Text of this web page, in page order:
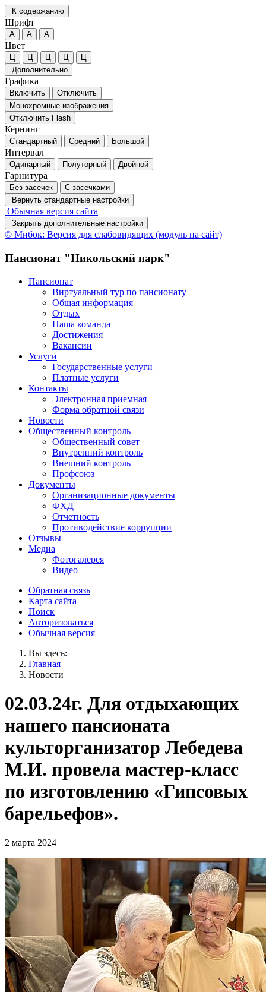
К содержанию
Шрифт
А А А
Цвет
Ц Ц Ц Ц
Ц
Дополнительно
Графика
Включить
Отключить
Монохромные изображения
Отключить Flash
Кернинг
Стандартный Средний Большой
Интервал
Одинарный Полуторный Двойной
Гарнитура
Без засечек
С засечками
Вернуть стандартные настройки
Обычная версия сайта
Закрыть дополнительные настройки
© Мибок: Версия для слабовидящих (модуль на сайт)
Пансионат "Никольский парк"
Пансионат
Виртуальный тур по пансионату
Общая информация
Отдых
Наша команда
Достижения
Вакансии
Услуги
Государственные услуги
Платные услуги
Контакты
Электронная приемная
Форма обратной связи
Новости
Общественный контроль
Общественный совет
Внутренний контроль
Внешний контроль
Профсоюз
Документы
Организационные документы
ФХД
Отчетность
Противодействие коррупции
Отзывы
Медиа
Фотогалерея
Видео
Обратная связь
Карта сайта
Поиск
Авторизоваться
Обычная версия
Вы здесь:
Главная
Новости
02.03.24г. Для отдыхающих
нашего пансионата
культорганизатор Лебедева
М.И. провела мастер-класс
по изготовлению «Гипсовых
барельефов».
2 марта 2024